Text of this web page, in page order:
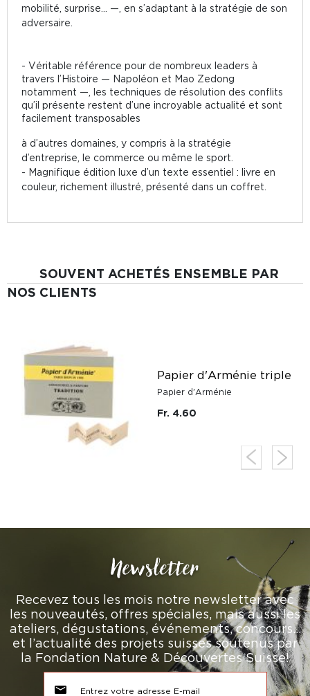
mobilité, surprise... —, en s’adaptant à la stratégie de son
adversaire.
- Véritable référence pour de nombreux leaders à
travers l’Histoire — Napoléon et Mao Zedong
notamment —, les techniques de résolution des conflits
qu’il présente restent d’une incroyable actualité et sont
facilement transposables
à d’autres domaines, y compris à la stratégie
d’entreprise, le commerce ou même le sport.
- Magnifique édition luxe d’un texte essentiel : livre en
couleur, richement illustré, présenté dans un coffret.
SOUVENT ACHETÉS ENSEMBLE PAR
NOS CLIENTS
Papier d'Arménie triple
Papier d'Arménie
Fr. 4.60
Newsletter
Recevez tous les mois notre newsletter avec
les nouveautés, offres spéciales, mais aussi les
ateliers, dégustations, événements, concours…
et l’actualité des projets suisses soutenus par
la Fondation Nature & Découvertes Suisse!